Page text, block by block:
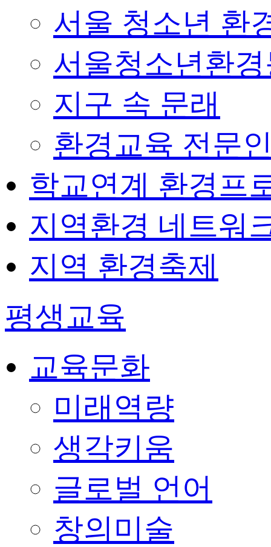
서울 청소년 환
서울청소년환
지구 속 문래
환경교육 전문
학교연계 환경프
지역환경 네트워
지역 환경축제
평생교육
교육문화
미래역량
생각키움
글로벌 언어
창의미술